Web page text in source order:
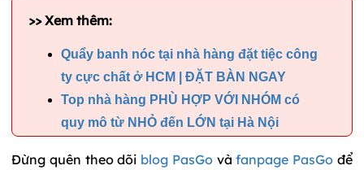
>> Xem thêm:
Quẩy banh nóc tại nhà hàng đặt tiệc công
ty cực chất ở HCM | ĐẶT BÀN NGAY
Top nhà hàng PHÙ HỢP VỚI NHÓM có
quy mô từ NHỎ đến LỚN tại Hà Nội
Đừng quên theo dõi blog PasGovàfanpage PasGo để